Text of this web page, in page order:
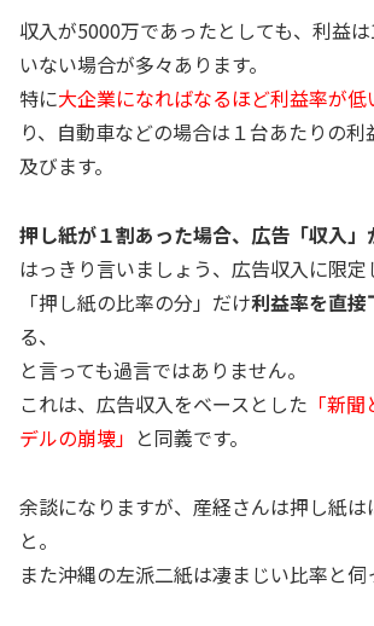
収入が5000万であったとしても、利益
いない場合が多々あります。
特に大企業になればなるほど利益率が
り、自動車などの場合は１台あたりの利
及びます。
押し紙が１割あった場合、広告「収入」
はっきり言いましょう、広告収入に限
「押し紙の比率の分」だけ利益率を直接
る、
と言っても過言ではありません。
これは、広告収入をベースとした 「新
デルの崩壊」 と同義です。
余談になりますが、産経さんは押し紙
と。
また沖縄の左派二紙は凄まじい比率と伺